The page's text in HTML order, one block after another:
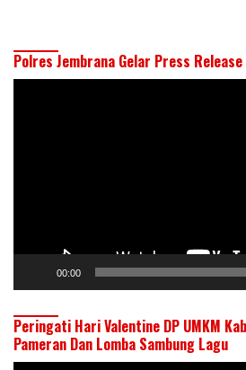
Polres Jembrana Gelar Press
00:00
Peringati Hari Valentine DP UMKM
Pameran Dan Lomba Sambung Lagu